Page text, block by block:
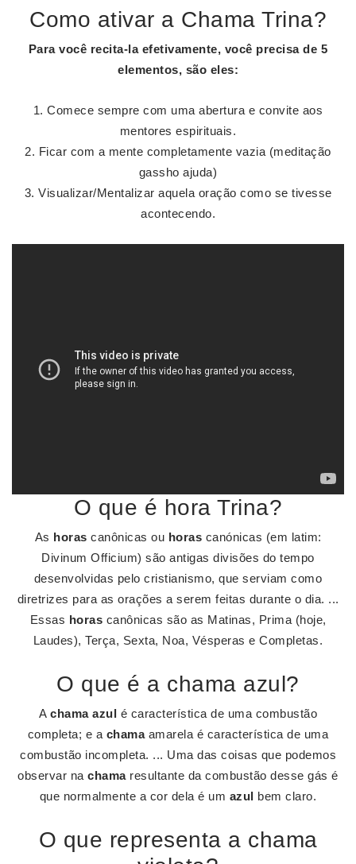
Como ativar a Chama Trina?
Para você recita-la efetivamente, você precisa de 5
elementos, são eles:
Comece sempre com uma abertura e convite aos
mentores espirituais.
Ficar com a mente completamente vazia (meditação
gassho ajuda)
Visualizar/Mentalizar aquela oração como se tivesse
acontecendo.
O que é hora Trina?
As horas canônicas ou horas canónicas (em latim:
Divinum Officium) são antigas divisões do tempo
desenvolvidas pelo cristianismo, que serviam como
diretrizes para as orações a serem feitas durante o dia. ...
Essas horas canônicas são as Matinas, Prima (hoje,
Laudes), Terça, Sexta, Noa, Vésperas e Completas.
O que é a chama azul?
A chama azul é característica de uma combustão
completa; e a chamaamarela é característica de uma
combustão incompleta. ... Uma das coisas que podemos
observar nachamaresultante da combustão desse gás é
que normalmente a cor dela é um azul bem claro.
O que representa a chama